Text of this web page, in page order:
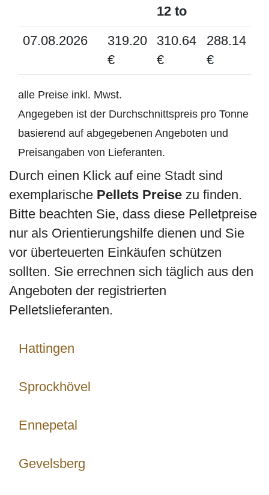
12 to
07.08.2026
319.20
€
310.64
€
288.14
€
alle Preise inkl. Mwst.
Angegeben ist der Durchschnittspreis pro Tonne
basierend auf abgegebenen Angeboten und
Preisangaben von Lieferanten.
Durch einen Klick auf eine Stadt sind
exemplarische Pellets Preise zu finden.
Bitte beachten Sie, dass diese Pelletpreise
nur als Orientierungshilfe dienen und Sie
vor überteuerten Einkäufen schützen
sollten. Sie errechnen sich täglich aus den
Angeboten der registrierten
Pelletslieferanten.
Hattingen
Sprockhövel
Ennepetal
Gevelsberg